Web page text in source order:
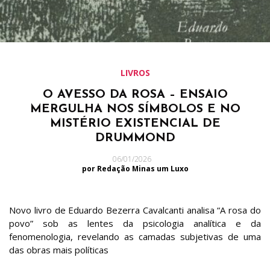
LIVROS
O AVESSO DA ROSA – ENSAIO
MERGULHA NOS SÍMBOLOS E NO
MISTÉRIO EXISTENCIAL DE
DRUMMOND
06/01/2026
por Redação Minas um Luxo
Novo livro de Eduardo Bezerra Cavalcanti analisa “A rosa do
povo” sob as lentes da psicologia analítica e da
fenomenologia, revelando as camadas subjetivas de uma
das obras mais políticas